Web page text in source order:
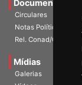
Documentos
Circulares
Notas Políticas
Rel. Conad/
Mídias
Galerias